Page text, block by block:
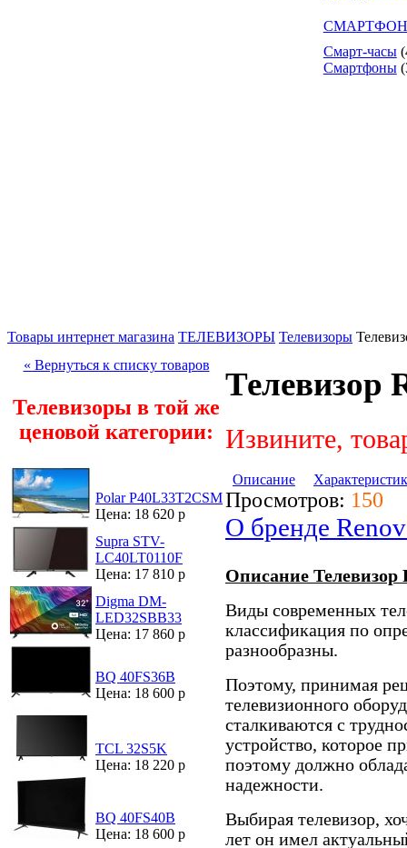
Смарт-часы
Смартфоны
Товары интернет магазина ТЕЛЕВИЗОРЫ Телевизоры
« Вернуться к списку товаров
Телевизоры в той же
ценовой категории:
Polar P40L33T2CSM
Цена: 18 620 р
Supra STV-
LC40LT0110F
Цена: 17 810 р
Digma DM-
LED32SBB33
Цена: 17 860 р
BQ 40FS36B
Цена: 18 600 р
TCL 32S5K
Цена: 18 220 р
BQ 40FS40B
Цена: 18 600 р
Телевизор
Извините,
Описание
Просмотров: 150
О бренде
Описание Телевизор
Виды современных
классификация по
разнообразны.
Поэтому, принимая
телевизионного
сталкиваются с
устройство, которое
поэтому должно
надежности.
Выбирая телевизор,
лет он имел